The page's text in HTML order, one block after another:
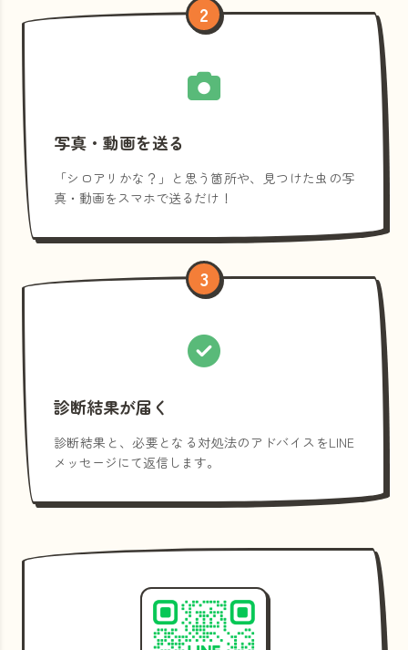
2
写真・動画を送る
「シロアリかな？」と思う箇所や、見つけた虫の写
真・動画をスマホで送るだけ！
3
診断結果が届く
診断結果と、必要となる対処法のアドバイスをLINE
メッセージにて返信します。